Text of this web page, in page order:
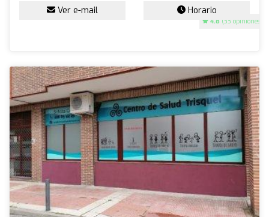
4.8 (33 opiniones)
Ver e-mail Horario